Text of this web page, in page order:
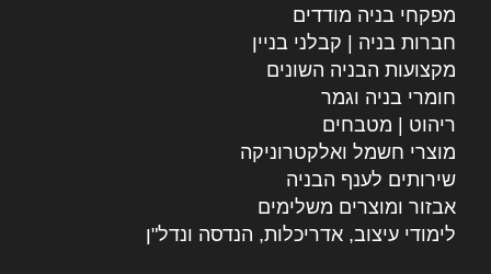
מפקחי בניה מודדים
חברות בניה | קבלני בניין
מקצועות הבניה השונים
חומרי בניה וגמר
ריהוט | מטבחים
מוצרי חשמל ואלקטרוניקה
שירותים לענף הבניה
אבזור ומוצרים משלימים
לימודי עיצוב, אדריכלות, הנדסה ונדל"ן